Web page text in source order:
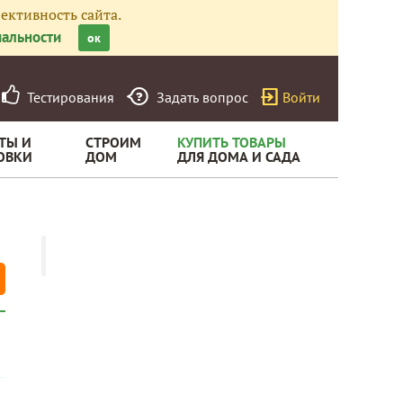
сайта.
ок
Тестирования Задать вопрос Войти
И
СТРОИМ
ДОМ
КУПИТЬ ТОВАРЫ
ДЛЯ ДОМА И САДА